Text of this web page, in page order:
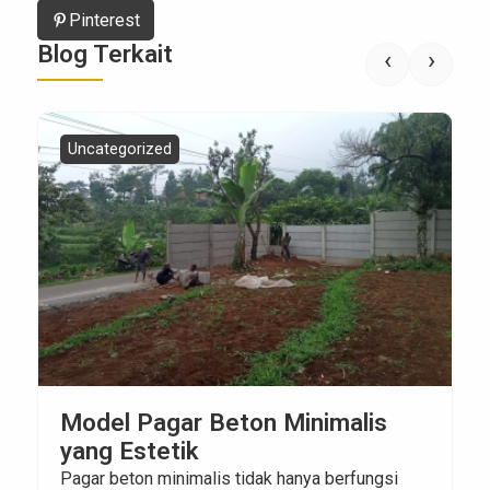
Pinterest
Blog Terkait
Uncategorized
Model Pagar Beton Minimalis
yang Estetik
Pagar beton minimalis tidak hanya berfungsi
‹ ›